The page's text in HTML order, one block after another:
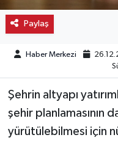
Paylaş
Haber Merkezi
Şehrin altyapı
şehir planlamasının
yürütülebilmesi için
Ortaköy
Sağlık